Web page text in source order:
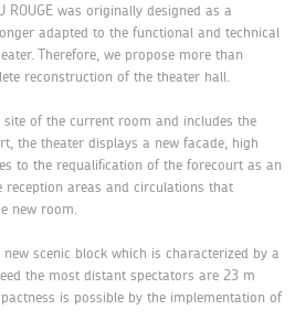
ROUGE was originally designed as a
adapted to the functional and technical
Therefore, we propose more than
reconstruction of the theater hall.
of the current room and includes the
the theater displays a new facade, high
to the requalification of the forecourt as an
areas and circulations that
new room.
scenic block which is characterized by a
the most distant spectators are 23 m
is possible by the implementation of